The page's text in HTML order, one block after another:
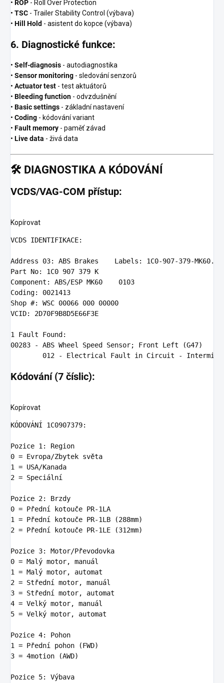
• ROP - Roll Over Protection
• TSC - Trailer Stability Control (výbava)
• Hill Hold - asistent do kopce (výbava)
6. Diagnostické funkce:
• Self-diagnosis - autodiagnostika
• Sensor monitoring - sledování senzorů
• Actuator test - test aktuátorů
• Bleeding function - odvzdušnění
• Basic settings - základní nastavení
• Coding - kódování variant
• Fault memory - paměť závad
• Live data - živá data
🛠️ DIAGNOSTIKA A KÓDOVÁNÍ
VCDS/VAG-COM přístup:
Kopírovat
VCDS IDENTIFIKACE:
Address 03: ABS Brakes    Labels: 1C0-907-379
Part No: 1C0 907 379
Component : ABS/ESP MK60 0103
Coding: 0021413
Shop #: WSC 00066 000 00000
VCID: 2D70F9B8D5E66F3E
1
00283 - ABS Wheel Speed Sensor; Front Left (G47)
012
Kódování (7 číslic):
Kopírovat
KÓDOVÁNÍ 1C0907379:
Pozice 1:
0
1
2 = Speciální
Pozice 2:
0 = Přední kotouče PR-1
1 = Přední kotouče PR-1LB (288
2 = Přední kotouče PR-1LE (312mm)
Pozice 3:
0
1
2
3
4
5 = Velký motor, automat
Pozice 4:
1
3 = 4motion (AWD)
Pozice 5: